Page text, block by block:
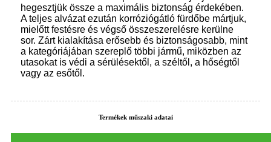
hegesztjük össze a maximális biztonság érdekében.
A teljes alvázat ezután korróziógátló fürdőbe mártjuk,
mielőtt festésre és végső összeszerelésre kerülne
sor. Zárt kialakítása erősebb és biztonságosabb, mint
a kategóriájában szereplő többi jármű, miközben az
utasokat is védi a sérülésektől, a széltől, a hőségtől
vagy az esőtől.
Termékek műszaki adatai